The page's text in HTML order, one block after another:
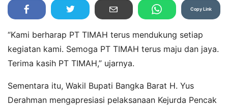
Copy Link
“Kami berharap PT TIMAH terus mendukung setiap
kegiatan kami. Semoga PT TIMAH terus maju dan jaya.
Terima kasih PT TIMAH,” ujarnya.
Sementara itu, Wakil Bupati Bangka Barat H. Yus
Derahman mengapresiasi pelaksanaan Kejurda Pencak